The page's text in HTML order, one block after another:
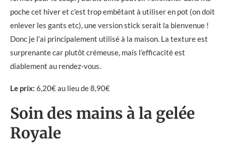
poche cet hiver et c’est trop embêtant à utiliser en pot (on doit
enlever les gants etc), une version stick serait la bienvenue !
Donc je l’ai principalement utilisé à la maison. La texture est
surprenante car plutôt crémeuse, mais l’efficacité est
diablement au rendez-vous.
Le prix: 6,20€ au lieu de 8,90€
Soin des mains à la gelée
Royale